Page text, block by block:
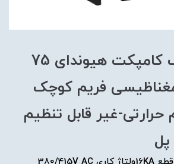
کلید اتوماتیک کامپکت هیوندای 75
فریم کوچک
حرارتی-غیر قابل تنظیم